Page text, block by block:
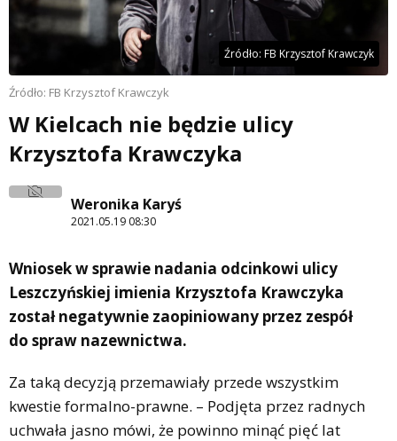
Źródło: FB Krzysztof Krawczyk
Źródło: FB Krzysztof Krawczyk
W Kielcach nie będzie ulicy
Krzysztofa Krawczyka
Weronika Karyś
2021.05.19 08:30
Wniosek w sprawie nadania odcinkowi ulicy
Leszczyńskiej imienia Krzysztofa Krawczyka
został negatywnie zaopiniowany przez zespół
do spraw nazewnictwa.
Za taką decyzją przemawiały przede wszystkim
kwestie formalno-prawne. – Podjęta przez radnych
uchwała jasno mówi, że powinno minąć pięć lat